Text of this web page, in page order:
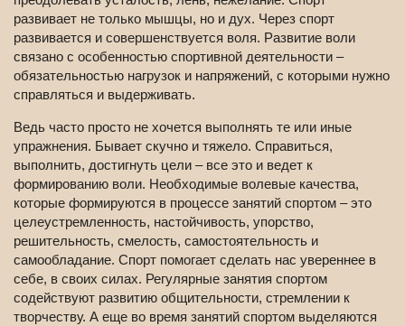
развивает не только мышцы, но и дух. Через спорт
развивается и совершенствуется воля. Развитие воли
связано с особенностью спортивной деятельности –
обязательностью нагрузок и напряжений, с которыми нужно
справляться и выдерживать.
Ведь часто просто не хочется выполнять те или иные
упражнения. Бывает скучно и тяжело. Справиться,
выполнить, достигнуть цели – все это и ведет к
формированию воли. Необходимые волевые качества,
которые формируются в процессе занятий спортом – это
целеустремленность, настойчивость, упорство,
решительность, смелость, самостоятельность и
самообладание. Спорт помогает сделать нас увереннее в
себе, в своих силах. Регулярные занятия спортом
содействуют развитию общительности, стремлении к
творчеству. А еще во время занятий спортом выделяются